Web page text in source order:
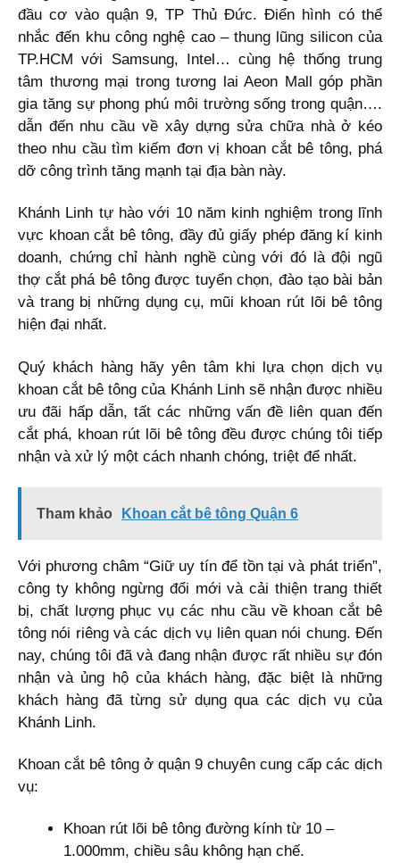
đầu cơ vào quận 9, TP Thủ Đức. Điển hình có thể
nhắc đến khu công nghệ cao – thung lũng silicon của
TP.HCM với Samsung, Intel… cùng hệ thống trung
tâm thương mại trong tương lai Aeon Mall góp phần
gia tăng sự phong phú môi trường sống trong quận….
dẫn đến nhu cầu về xây dựng sửa chữa nhà ở kéo
theo nhu cầu tìm kiếm đơn vị khoan cắt bê tông, phá
dỡ công trình tăng mạnh tại địa bàn này.
Khánh Linh tự hào với 10 năm kinh nghiệm trong lĩnh
vực khoan cắt bê tông, đầy đủ giấy phép đăng kí kinh
doanh, chứng chỉ hành nghề cùng với đó là đội ngũ
thợ cắt phá bê tông được tuyển chọn, đào tạo bài bản
và trang bị những dụng cụ, mũi khoan rút lõi bê tông
hiện đại nhất.
Quý khách hàng hãy yên tâm khi lựa chọn dịch vụ
khoan cắt bê tông của Khánh Linh sẽ nhận được nhiều
ưu đãi hấp dẫn, tất các những vấn đề liên quan đến
cắt phá, khoan rút lõi bê tông đều được chúng tôi tiếp
nhận và xử lý một cách nhanh chóng, triệt để nhất.
Tham khảo Khoan cắt bê tông Quận 6
Với phương châm “Giữ uy tín để tồn tại và phát triển”,
công ty không ngừng đổi mới và cải thiện trang thiết
bị, chất lượng phục vụ các nhu cầu về khoan cắt bê
tông nói riêng và các dịch vụ liên quan nói chung. Đến
nay, chúng tôi đã và đang nhận được rất nhiều sự đón
nhận và ủng hộ của khách hàng, đặc biệt là những
khách hàng đã từng sử dụng qua các dịch vụ của
Khánh Linh.
Khoan cắt bê tông ở quận 9 chuyên cung cấp các dịch
vụ:
Khoan rút lõi bê tông đường kính từ 10 –
1.000mm, chiều sâu không hạn chế.